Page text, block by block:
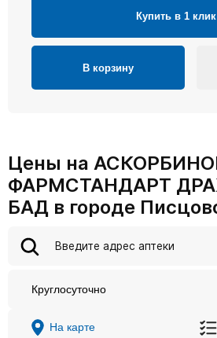
Купить в 1 клик
В корзину
Цены на
ФАРМСТАНДАРТ
БАД в городе
Круглосуточно
На карте